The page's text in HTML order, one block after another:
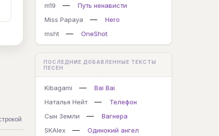
m19
—
Путь ненависти
Miss Papaya
—
Hero
msht
— OneShot
ПОСЛЕДНИЕ ДОБАВЛЕННЫЕ ТЕКСТЫ
ПЕСЕН
Kibagami —
Bai Bai
Наталья Нейт
—
Телефон
Сын Земли
—
Вагнера
SKAlex
—
Одинокий ангел